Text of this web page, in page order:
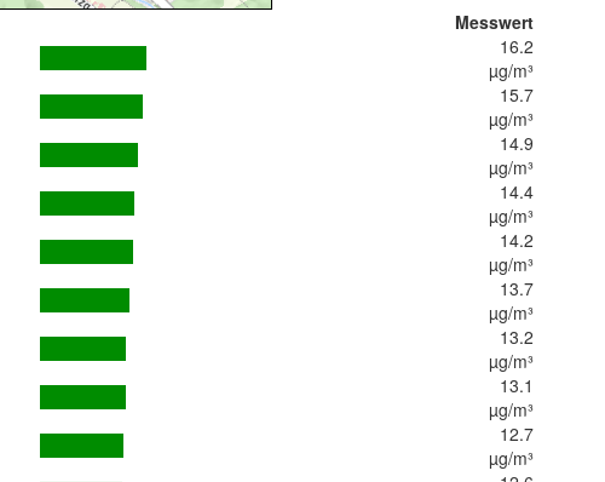
Messwert
16.2
µg/m³
15.7
µg/m³
14.9
µg/m³
14.4
µg/m³
14.2
µg/m³
13.7
µg/m³
13.2
µg/m³
13.1
µg/m³
12.7
µg/m³